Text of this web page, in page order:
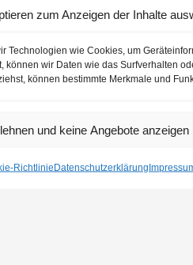
zum Anzeigen der Inhalte
Technologien wie Cookies, um
wir Daten wie das Surfverhalten
können bestimmte Merkmale und
und keine Angebote anzeigen
RichtlinieDatenschutzerklärung